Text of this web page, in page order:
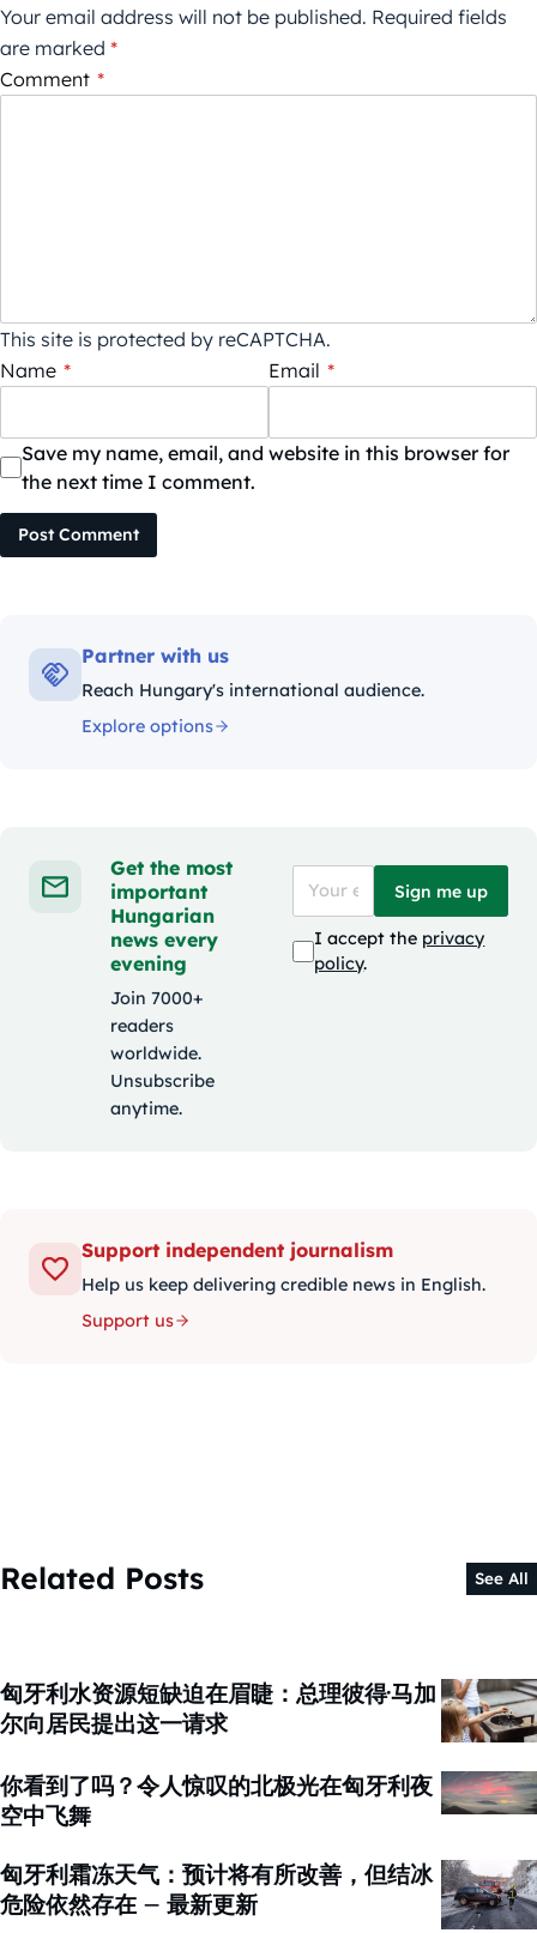
Your email address will not be published. Required fields
are marked *
Comment *
This site is protected by reCAPTCHA.
Name * Email *
Save my name, email, and website in this browser for
the next time I comment.
Post Comment
Partner with us
Reach Hungary's international audience.
Explore options
Get the most
important
Hungarian
news every
evening
Join 7000+
readers
worldwide.
Unsubscribe
anytime.
Sign me up
I accept the privacy
policy.
Support independent journalism
Help us keep delivering credible news in English.
Support us
Related Posts See All
匈牙利水资源短缺迫在眉睫：总理彼得·马加
尔向居民提出这一请求
你看到了吗？令人惊叹的北极光在匈牙利夜
空中飞舞
匈牙利霜冻天气：预计将有所改善，但结冰
危险依然存在 – 最新更新